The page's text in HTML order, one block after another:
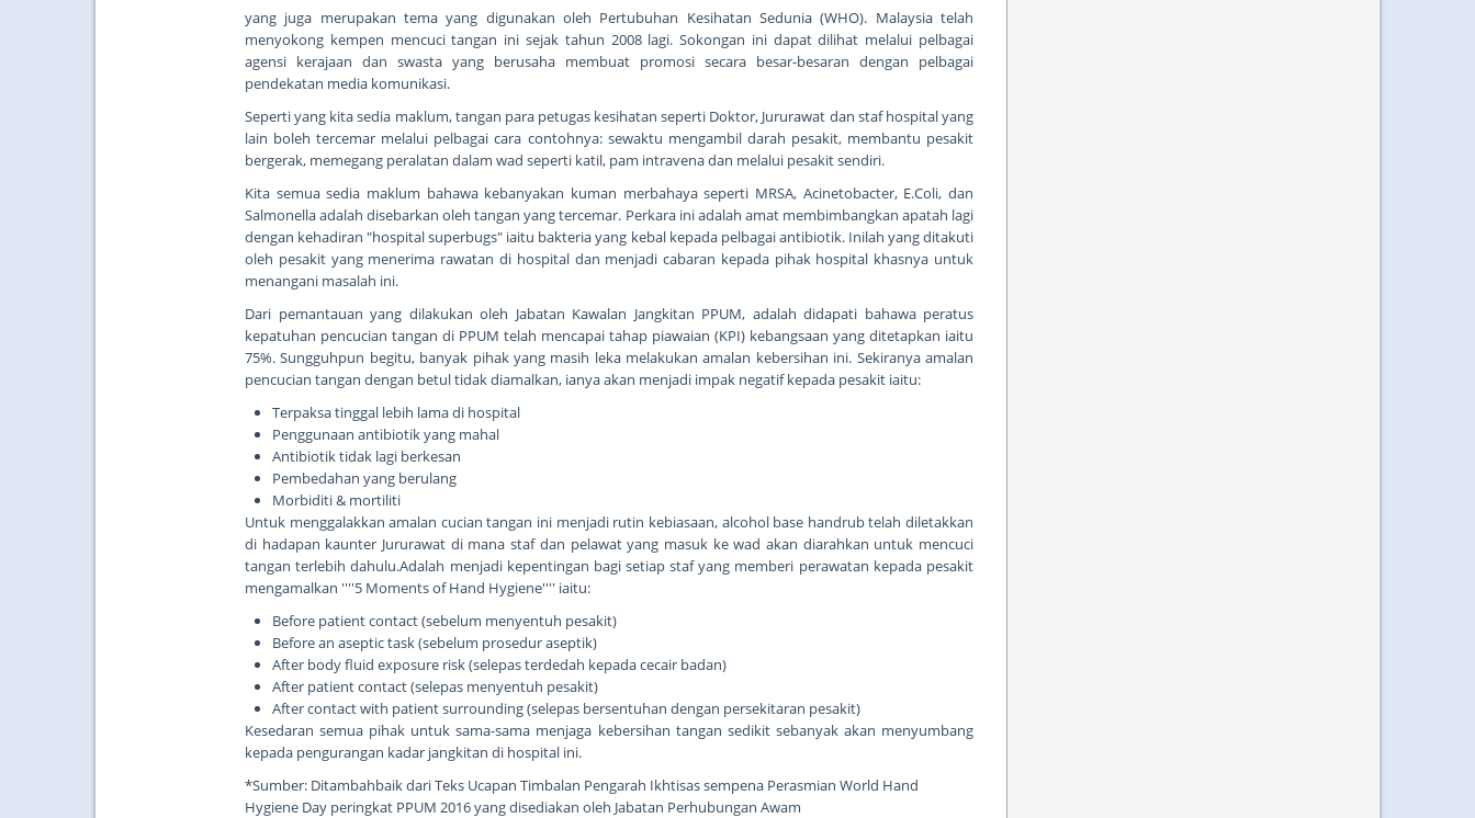
yang juga merupakan tema yang digunakan oleh Pertubuhan Kesihatan Sedunia (WHO). Malaysia telah
menyokong kempen mencuci tangan ini sejak tahun 2008 lagi. Sokongan ini dapat dilihat melalui pelbagai
agensi kerajaan dan swasta yang berusaha membuat promosi secara besar-besaran dengan pelbagai
pendekatan media komunikasi.
Seperti yang kita sedia maklum, tangan para petugas kesihatan seperti Doktor, Jururawat dan staf hospital yang
lain boleh tercemar melalui pelbagai cara contohnya: sewaktu mengambil darah pesakit, membantu pesakit
bergerak, memegang peralatan dalam wad seperti katil, pam intravena dan melalui pesakit sendiri.
Kita semua sedia maklum bahawa kebanyakan kuman merbahaya seperti MRSA, Acinetobacter, E.Coli, dan
Salmonella adalah disebarkan oleh tangan yang tercemar. Perkara ini adalah amat membimbangkan apatah lagi
dengan kehadiran "hospital superbugs" iaitu bakteria yang kebal kepada pelbagai antibiotik. Inilah yang ditakuti
oleh pesakit yang menerima rawatan di hospital dan menjadi cabaran kepada pihak hospital khasnya untuk
menangani masalah ini.
Dari pemantauan yang dilakukan oleh Jabatan Kawalan Jangkitan PPUM, adalah didapati bahawa peratus
kepatuhan pencucian tangan di PPUM telah mencapai tahap piawaian (KPI) kebangsaan yang ditetapkan iaitu
75%. Sungguhpun begitu, banyak pihak yang masih leka melakukan amalan kebersihan ini. Sekiranya amalan
pencucian tangan dengan betul tidak diamalkan, ianya akan menjadi impak negatif kepada pesakit iaitu:
Terpaksa tinggal lebih lama di hospital
Penggunaan antibiotik yang mahal
Antibiotik tidak lagi berkesan
Pembedahan yang berulang
Morbiditi & mortiliti
Untuk menggalakkan amalan cucian tangan ini menjadi rutin kebiasaan, alcohol base handrub telah diletakkan
di hadapan kaunter Jururawat di mana staf dan pelawat yang masuk ke wad akan diarahkan untuk mencuci
tangan terlebih dahulu.Adalah menjadi kepentingan bagi setiap staf yang memberi perawatan kepada pesakit
mengamalkan ''''5 Moments of Hand Hygiene'''' iaitu:
Before patient contact (sebelum menyentuh pesakit)
Before an aseptic task (sebelum prosedur aseptik)
After body fluid exposure risk (selepas terdedah kepada cecair badan)
After patient contact (selepas menyentuh pesakit)
After contact with patient surrounding (selepas bersentuhan dengan persekitaran pesakit)
Kesedaran semua pihak untuk sama-sama menjaga kebersihan tangan sedikit sebanyak akan menyumbang
kepada pengurangan kadar jangkitan di hospital ini.
*Sumber: Ditambahbaik dari Teks Ucapan Timbalan Pengarah Ikhtisas sempena Perasmian World Hand
Hygiene Day peringkat PPUM 2016 yang disediakan oleh Jabatan Perhubungan Awam